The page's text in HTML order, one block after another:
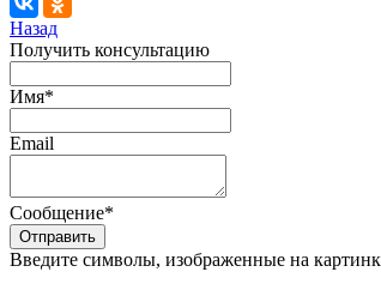
Назад
Получить консультацию
Имя*
Email
Сообщение*
Введите символы, изображенные на